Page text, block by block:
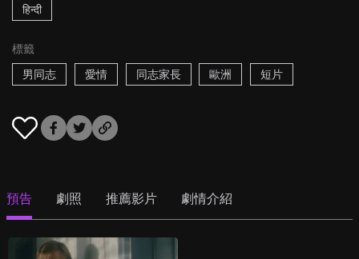
हिन्दी
標籤
男同志
愛情 同志家長 歐洲 短片
預告 劇照 推薦影片 劇情介紹